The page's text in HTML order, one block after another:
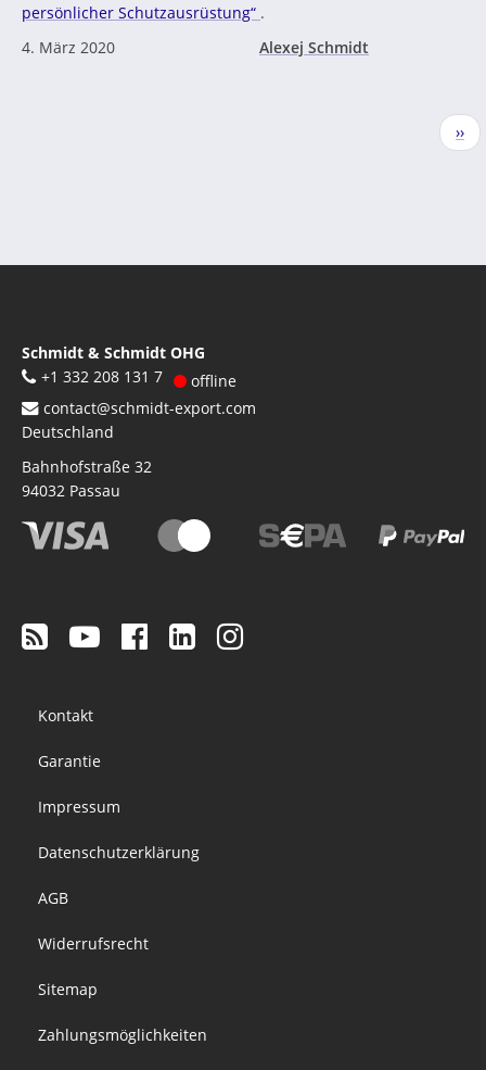
persönlicher Schutzausrüstung“ .
4. März 2020
Alexej Schmidt
››
Schmidt & Schmidt OHG
+1 332 208 131 7
offline
contact@schmidt-export.com
Deutschland
Bahnhofstraße 32
94032 Passau
menu
Kontakt
Garantie
Impressum
Datenschutzerklärung
AGB
Widerrufsrecht
Sitemap
Zahlungsmöglichkeiten